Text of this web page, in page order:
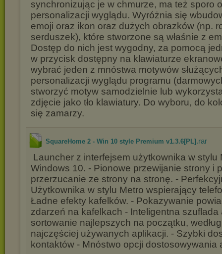
synchronizując je w chmurze, ma też sporo
personalizacji wyglądu. Wyróżnia się
emoji oraz ikon oraz dużych obrazków (np.
serduszek), które stworzone są właśnie z
Dostęp do nich jest wygodny, za pomocą
w przycisk dostępny na klawiaturze
wybrać jeden z mnóstwa motywów
personalizacji wyglądu programu
stworzyć motyw samodzielnie lub
zdjęcie jako tło klawiatury. Do wyboru, do
się zamarzy.
SquareHome 2 - Win 10 style Premium v1.3.6[PL] .rar
Launcher z interfejsem użytkownika w stylu
Windows 10. - Pionowe przewijanie strony i
przerzucanie ze strony na stronę. -
Użytkownika w stylu Metro wspierający
Ładne efekty kafelków. - Pokazywanie
zdarzeń na kafelkach - Inteligentna szuflada
sortowanie najlepszych na początku,
najczęściej używanych aplikacji. - Szybki
kontaktów - Mnóstwo opcji dostosowywania